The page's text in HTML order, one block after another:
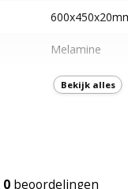
Melamine
Cast Marble
Greeploos
Bekijk alles
0 beoordelingen